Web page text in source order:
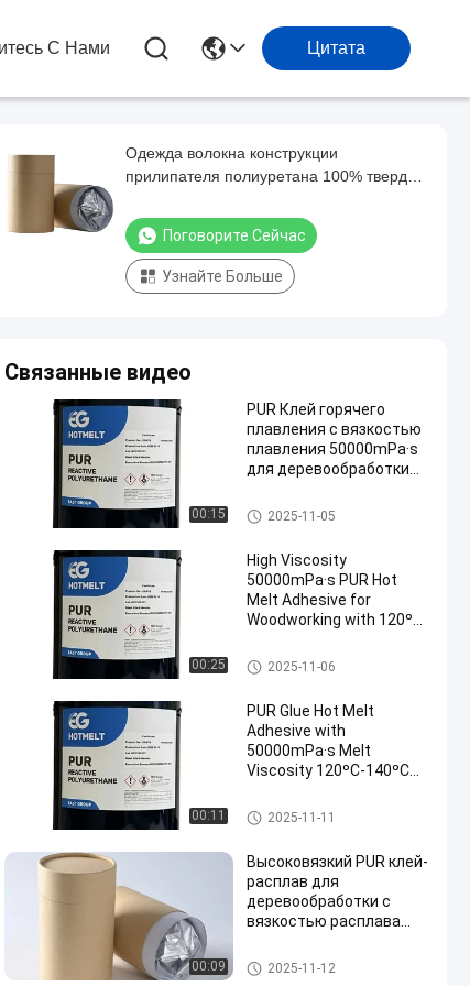
С Нами Цитата
Одежда волокна конструкции
прилипателя полиуретана 100% твердая
Поговорите Сейчас
Узнайте Больше
Связанные видео
00:15
PUR Клей горячего
плавления с вязкостью
плавления 50000mPa·s
для деревообработки
эксплуатации 120oC-
140oC и точке
Woodworking горячий плави
т прилипатель
2025-11-05
00:25
High Viscosity
50000mPa·s PUR Hot
Melt Adhesive for
Woodworking with 120ºC-
Temperature and 78 ± 5
ºC Softening Point
Woodworking горячий плави
т прилипатель
2025-11-06
00:11
PUR Glue Hot Melt
Adhesive with
50000mPa·s Melt
Viscosity 120ºC-140ºC
78 ± 5 ºC Softening Point
Woodworking горячий плави
т прилипатель
2025-11-11
00:09
Высоковязкий PUR клей-
расплав для
деревообработки с
вязкостью расплава
температурой 120°C-
140°C
Woodworking горячий плави
т прилипатель
2025-11-12